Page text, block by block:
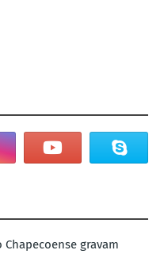
gravam